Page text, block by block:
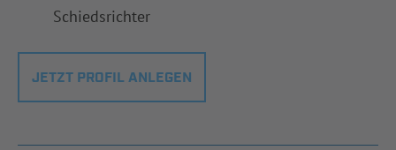
Schiedsrichter
JETZT PROFIL ANLEGEN